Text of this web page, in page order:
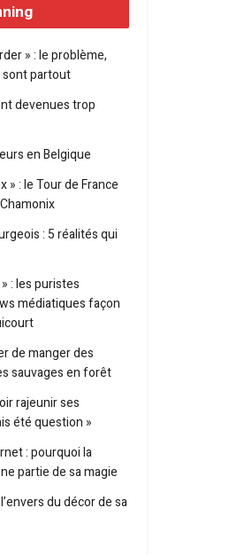
» : le problème,
sont partout
devenues trop
en Belgique
» : le Tour de France
: 5 réalités qui
: les puristes
médiatiques façon
de manger des
sauvages en forêt
rajeunir ses
été question »
: pourquoi la
partie de sa magie
du décor de sa